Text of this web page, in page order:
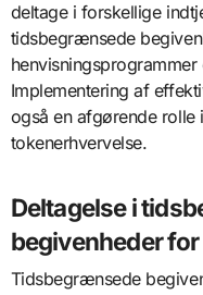
deltage i forskellige
tidsbegrænsede
Implementering af
også en afgørende rolle
tokenerhvervelse.
Deltagelse i
begivenheder
Tidsbegrænsede